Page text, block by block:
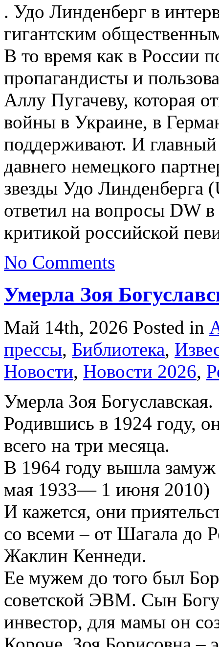
. Удо Линденберг в
гигантским
В то время как в России
пропагандисты и
Аллу Пугачеву, которая
войны в Украине, в
поддерживают. И главный
давнего немецкого
звезды Удо Линденберга
ответил на вопросы DW в
критикой российской
No Comments
Умерла Зоя
Май 14th, 2026 Posted in
прессы, Библиотека,
Новости, Новости 2026,
Умерла Зоя Богуславская.
Родившись в 1924 году,
всего на три месяца.
В 1964 году вышла замуж
мая 1933— 1 июня 2010)
И кажется, они
со всеми – от Шагала до
Жаклин Кеннеди.
Ее мужем до того был
советской ЭВМ. Сын
инвестор, для мамы он